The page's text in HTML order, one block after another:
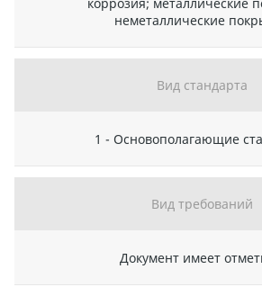
коррозия; металлические
неметаллические
Вид стандарта
1 - Основополагающие
Вид требований
Документ имеет